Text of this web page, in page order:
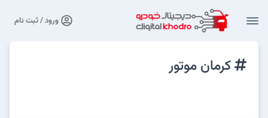
ورود / ثبت نام
کرمان موتور